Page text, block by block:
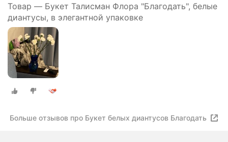
Товар — Букет Талисман Флора "Благодать", белые
диантусы, в элегантной упаковке
Больше отзывов про Букет белых диантусов Благодать